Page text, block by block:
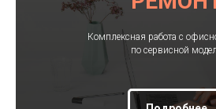
Комплексная работа с
по сервисной